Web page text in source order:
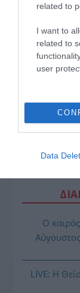
related to
I want to
related to
user
Data
Ο
LIVE: Η